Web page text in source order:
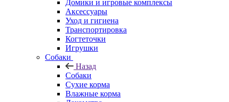
Домики и игровые комплексы
Аксессуары
Уход и гигиена
Транспортировка
Когтеточки
Игрушки
Собаки
Назад
Собаки
Сухие корма
Влажные корма